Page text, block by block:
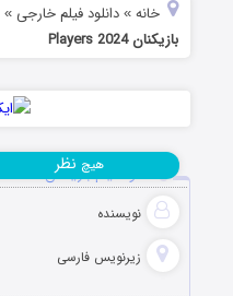
خانه »دانلود فیلم خارجی »
بازیکنان Players 2024
دانلود فیلم بازیکنان Players 2024
نویسنده
زیرنویس فارسی
هیچ نظر